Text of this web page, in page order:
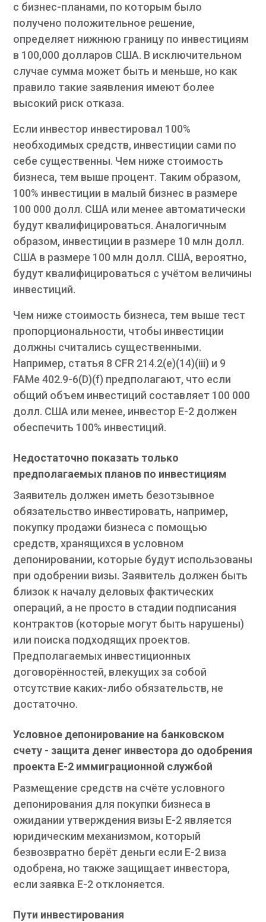
с бизнес-планами, по которым было
получено положительное решение,
определяет нижнюю границу по инвестициям
в 100,000 долларов США. В исключительном
случае сумма может быть и меньше, но как
правило такие заявления имеют более
высокий риск отказа.
Если инвестор инвестировал 100%
необходимых средств, инвестиции сами по
себе существенны. Чем ниже стоимость
бизнеса, тем выше процент. Таким образом,
100% инвестиции в малый бизнес в размере
100 000 долл. США или менее автоматически
будут квалифицироваться. Аналогичным
образом, инвестиции в размере 10 млн долл.
США в размере 100 млн долл. США, вероятно,
будут квалифицироваться с учётом величины
инвестиций.
Чем ниже стоимость бизнеса, тем выше тест
пропорциональности, чтобы инвестиции
должны считались существенными.
Например, статья 8 CFR 214.2(e)(14)(iii) и 9
FAMe 402.9-6(D)(f) предполагают, что если
общий объем инвестиций составляет 100 000
долл. США или менее, инвестор E-2 должен
обеспечить 100% инвестиций.
Недостаточно показать только
предполагаемых планов по инвестициям
Заявитель должен иметь безотзывное
обязательство инвестировать, например,
покупку продажи бизнеса с помощью
средств, хранящихся в условном
депонировании, которые будут использованы
при одобрении визы. Заявитель должен быть
близок к началу деловых фактических
операций, а не просто в стадии подписания
контрактов (которые могут быть нарушены)
или поиска подходящих проектов.
Предполагаемых инвестиционных
договорённостей, влекущих за собой
отсутствие каких-либо обязательств, не
достаточно.
Условное депонирование на банковском
счету - защита денег инвестора до одобрения
проекта Е-2 иммиграционной службой
Размещение средств на счёте условного
депонирования для покупки бизнеса в
ожидании утверждения визы E-2 является
юридическим механизмом, который
безвозвратно берёт деньги если Е-2 виза
одобрена, но также защищает инвестора,
если заявка Е-2 отклоняется.
Пути инвестирования